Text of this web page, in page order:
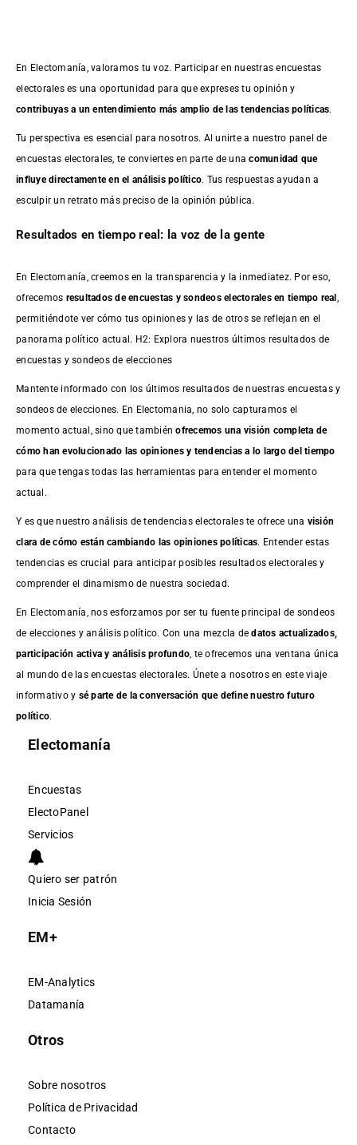
En Electomanía, valoramos tu voz. Participar en nuestras encuestas
electorales es una oportunidad para que expreses tu opinión y
contribuyas a un entendimiento más amplio de las tendencias políticas.
Tu perspectiva es esencial para nosotros. Al unirte a nuestro panel de
encuestas electorales, te conviertes en parte de unacomunidad que
influye directamente en el análisis político. Tus respuestas ayudan a
esculpir un retrato más preciso de la opinión pública.
Resultados en tiempo real: la voz de la gente
En Electomanía, creemos en la transparencia y la inmediatez. Por eso,
ofrecemos resultados deencuestas y sondeos electorales en tiempo real
permitiéndote ver cómo tus opiniones y las de otros se reflejan en el
panorama político actual. H2: Explora nuestros últimos resultados de
encuestas y sondeos de elecciones
Mantente informado con los últimos resultados de nuestras encuestasy
sondeos de elecciones. En Electomania, no solo capturamos el
momento actual, sino que tambiénofrecemos una visión completa de
cómo han evolucionado las opiniones y tendencias a lo largo del tiempo
para que tengas todas las herramientas para entender el momento
actual.
Y es que nuestro análisis de tendencias electorales te ofrece una visión
clara de cómo están cambiando las opiniones políticas. Entender estas
tendencias es crucial para anticipar posibles resultados electorales y
comprender el dinamismo de nuestra sociedad.
En Electomanía, nos esforzamos por ser tu fuente principal de sondeos
de elecciones y análisis político. Con una mezcla dedatos actualizados,
participación activa y análisis profundo , te ofrecemos una ventana única
al mundo de las encuestas electorales. Únete a nosotros en este viaje
informativo y sé parte de la conversación que define nuestro futuro
político.
Electomanía
Encuestas
ElectoPanel
Servicios
Quiero ser patrón
Inicia Sesión
EM+
EM-Analytics
Datamanía
Otros
Sobre nosotros
Política de Privacidad
Contacto